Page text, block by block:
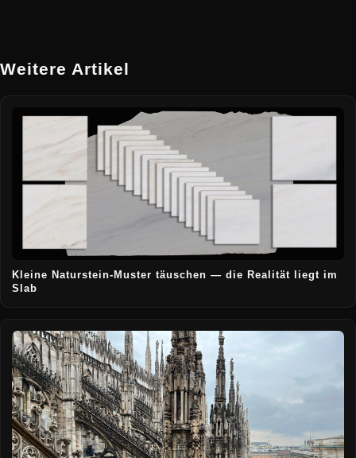
Weitere Artikel
Kleine Naturstein-Muster täuschen — die Realität liegt im
Slab